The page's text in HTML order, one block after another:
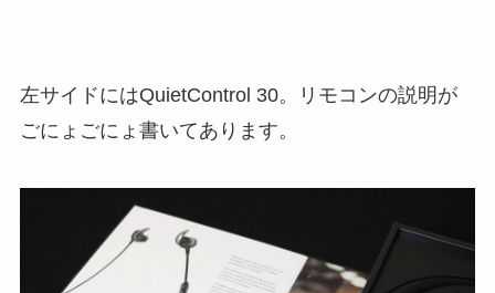
左サイドにはQuietControl 30。リモコンの説明が
ごにょごにょ書いてあります。